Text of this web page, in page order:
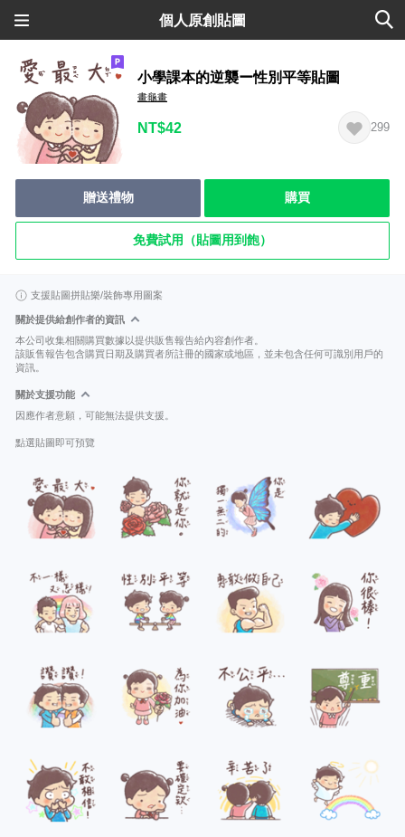
個人原創貼圖
小學課本的逆襲ー性別平等貼圖
畫龜畫
NT$42 299
贈送禮物 購買
免費試用（貼圖用到飽）
支援貼圖拼貼樂/裝飾專用圖案
關於提供給創作者的資訊
本公司收集相關購買數據以提供販售報告給內容創作者。
該販售報告包含購買日期及購買者所註冊的國家或地區，並未包含任何可識別用戶的
資訊。
關於支援功能
因應作者意願，可能無法提供支援。
點選貼圖即可預覽